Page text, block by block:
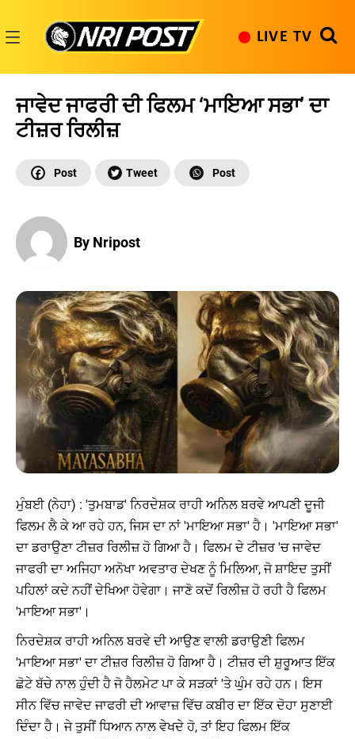
content
LIVE TV
ਜਾਵੇਦ ਜਾਫਰੀ ਦੀ ਫਿਲਮ ‘ਮਾਇਆ ਸਭਾ’ ਦਾ
ਟੀਜ਼ਰ ਰਿਲੀਜ਼
By Nripost
ਮੁੰਬਈ (ਨੇਹਾ) : 'ਤੁਮਬਾਡ' ਨਿਰਦੇਸ਼ਕ ਰਾਹੀ ਅਨਿਲ ਬਰਵੇ ਆਪਣੀ ਦੂਜੀ
ਫਿਲਮ ਲੈ ਕੇ ਆ ਰਹੇ ਹਨ, ਜਿਸ ਦਾ ਨਾਂ 'ਮਾਇਆ ਸਭਾ' ਹੈ। 'ਮਾਇਆ ਸਭਾ'
ਦਾ ਡਰਾਉਣਾ ਟੀਜ਼ਰ ਰਿਲੀਜ਼ ਹੋ ਗਿਆ ਹੈ। ਫਿਲਮ ਦੇ ਟੀਜ਼ਰ 'ਚ ਜਾਵੇਦ
ਜਾਫਰੀ ਦਾ ਅਜਿਹਾ ਅਨੋਖਾ ਅਵਤਾਰ ਦੇਖਣ ਨੂੰ ਮਿਲਿਆ, ਜੋ ਸ਼ਾਇਦ ਤੁਸੀਂ
ਪਹਿਲਾਂ ਕਦੇ ਨਹੀਂ ਦੇਖਿਆ ਹੋਵੇਗਾ। ਜਾਣੋ ਕਦੋਂ ਰਿਲੀਜ਼ ਹੋ ਰਹੀ ਹੈ ਫਿਲਮ
'ਮਾਇਆ ਸਭਾ'।
ਨਿਰਦੇਸ਼ਕ ਰਾਹੀ ਅਨਿਲ ਬਰਵੇ ਦੀ ਆਉਣ ਵਾਲੀ ਡਰਾਉਣੀ ਫਿਲਮ
'ਮਾਇਆ ਸਭਾ' ਦਾ ਟੀਜ਼ਰ ਰਿਲੀਜ਼ ਹੋ ਗਿਆ ਹੈ। ਟੀਜ਼ਰ ਦੀ ਸ਼ੁਰੂਆਤ ਇੱਕ
ਛੋਟੇ ਬੱਚੇ ਨਾਲ ਹੁੰਦੀ ਹੈ ਜੋ ਹੈਲਮੇਟ ਪਾ ਕੇ ਸੜਕਾਂ 'ਤੇ ਘੁੰਮ ਰਹੇ ਹਨ। ਇਸ
ਸੀਨ ਵਿੱਚ ਜਾਵੇਦ ਜਾਫਰੀ ਦੀ ਆਵਾਜ਼ ਵਿੱਚ ਕਬੀਰ ਦਾ ਇੱਕ ਦੋਹਾ ਸੁਣਾਈ
ਦਿੰਦਾ ਹੈ। ਜੇ ਤੁਸੀਂ ਧਿਆਨ ਨਾਲ ਵੇਖਦੇ ਹੋ, ਤਾਂ ਇਹ ਫਿਲਮ ਇੱਕ